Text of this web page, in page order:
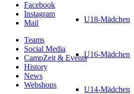
U18-Mädchen
U16-Mädchen
U14-Mädchen
Facebook
Instagram
Mail
Teams
Social Media
CampZeit & Events
History
News
Webshops